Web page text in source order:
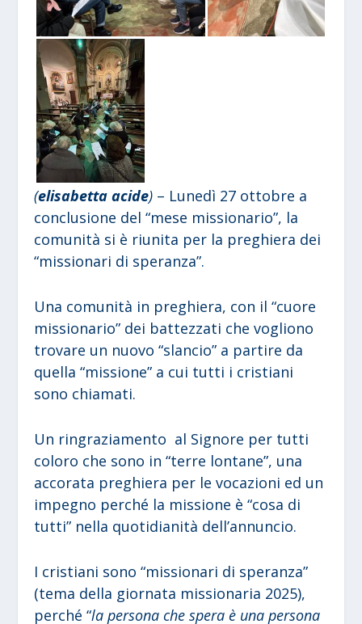
(elisabetta acide) – Lunedì 27 ottobre a
conclusione del “mese missionario”, la
comunità si è riunita per la preghiera dei
“missionari di speranza”.
Una comunità in preghiera, con il “cuore
missionario” dei battezzati che vogliono
trovare un nuovo “slancio” a partire da
quella “missione” a cui tutti i cristiani
sono chiamati.
Un ringraziamento al Signore per tutti
coloro che sono in “terre lontane”, una
accorata preghiera per le vocazioni ed un
impegno perché la missione è “cosa di
tutti” nella quotidianità dell’annuncio.
I cristiani sono “missionari di speranza”
(tema della giornata missionaria 2025),
perché “la persona che spera è una persona